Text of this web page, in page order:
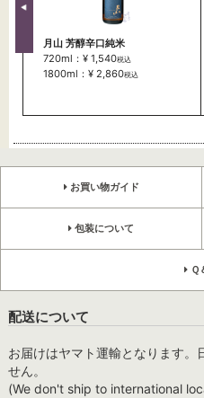
月山 芳醇辛口純米
720ml：¥ 1,540税込
1800ml：¥ 2,860税込
お買い物ガイド
包装について
Ｑ
配送について
お届けはヤマト運輸となります。
せん。
(We don't ship to international